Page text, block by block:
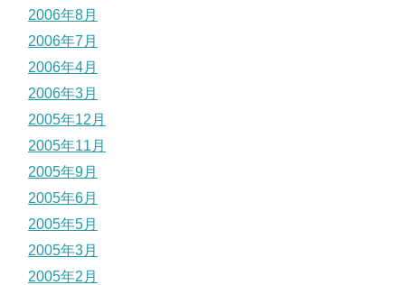
2006年8月
2006年7月
2006年4月
2006年3月
2005年12月
2005年11月
2005年9月
2005年6月
2005年5月
2005年3月
2005年2月